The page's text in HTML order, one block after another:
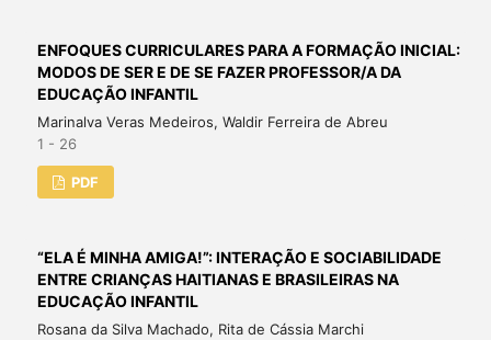
ENFOQUES CURRICULARES PARA A FORMAÇÃO INICIAL:
MODOS DE SER E DE SE FAZER PROFESSOR/A DA
EDUCAÇÃO INFANTIL
Marinalva Veras Medeiros, Waldir Ferreira de Abreu
1 - 26
PDF
“ELA É MINHA AMIGA!”: INTERAÇÃO E SOCIABILIDADE
ENTRE CRIANÇAS HAITIANAS E BRASILEIRAS NA
EDUCAÇÃO INFANTIL
Rosana da Silva Machado, Rita de Cássia Marchi